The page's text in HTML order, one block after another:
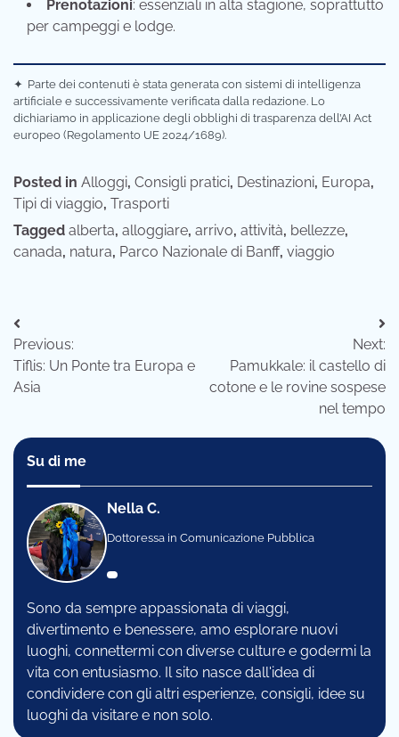
Prenotazioni: essenziali in alta stagione, soprattutto
per campeggi e lodge.
✦ Parte dei contenuti è stata generata con sistemi di intelligenza
artificiale e successivamente verificata dalla redazione. Lo
dichiariamo in applicazione degli obblighi di trasparenza dell’AI Act
europeo (Regolamento UE 2024/1689).
Posted in Alloggi, Consigli pratici, Destinazioni, Europa,
Tipi di viaggio, Trasporti
Tagged alberta, alloggiare, arrivo, attività, bellezze,
canada, natura, Parco Nazionale di Banff, viaggio
Navigazione
articoli
Previous:
Tiflis: Un Ponte tra Europa e
Asia
Next:
Pamukkale: il castello di
cotone e le rovine sospese
nel tempo
Su di me
Nella C.
Dottoressa in Comunicazione Pubblica
Sono da sempre appassionata di viaggi,
divertimento e benessere, amo esplorare nuovi
luoghi, connettermi con diverse culture e godermi la
vita con entusiasmo. Il sito nasce dall'idea di
condividere con gli altri esperienze, consigli, idee su
luoghi da visitare e non solo.